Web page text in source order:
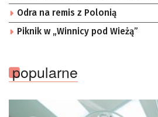
Odra na remis z Polonią
Piknik w „Winnicy pod Wieżą”
popularne